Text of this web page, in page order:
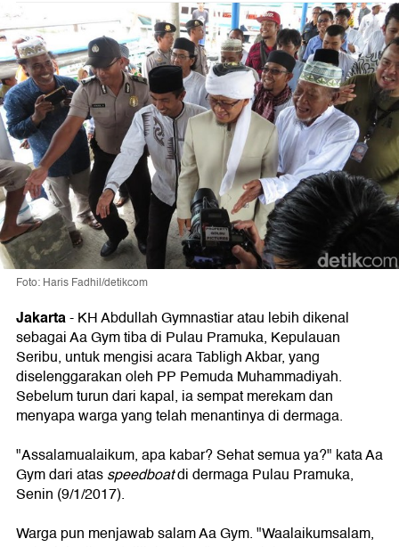
Foto: Haris Fadhil/detikcom
Jakarta-KH Abdullah Gymnastiar atau lebih dikenal
sebagai Aa Gym tiba di Pulau Pramuka, Kepulauan
Seribu, untuk mengisi acara Tabligh Akbar, yang
diselenggarakan oleh PP Pemuda Muhammadiyah.
Sebelum turun dari kapal, ia sempat merekam dan
menyapa warga yang telah menantinya di dermaga.
"Assalamualaikum, apa kabar? Sehat semua ya?" kata Aa
Gym dari atasspeedboatdi dermaga Pulau Pramuka,
Senin (9/1/2017).
Warga pun menjawab salam Aa Gym. "Waalaikumsalam,